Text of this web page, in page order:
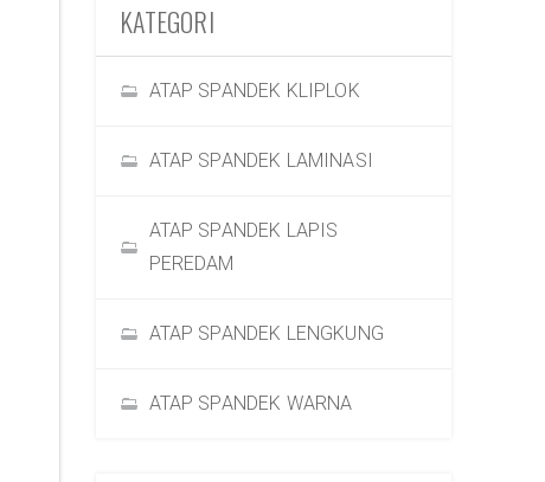
KATEGORI
ATAP SPANDEK KLIPLOK
ATAP SPANDEK LAMINASI
ATAP SPANDEK LAPIS
PEREDAM
ATAP SPANDEK LENGKUNG
ATAP SPANDEK WARNA